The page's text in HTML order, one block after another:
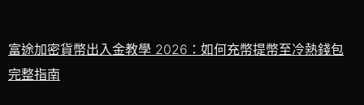
富途加密貨幣出入金教學 2026：如何充幣提幣至冷熱錢包
完整指南